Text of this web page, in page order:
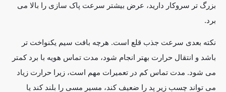
بزرگ تر سروکار دارید، عرض بیشتر سرعت پاک سازی را بالا می
برد.
نکته بعدی سرعت جذب قلع است. هرچه بافت سیم یکنواخت تر
باشد و انتقال حرارت بهتر انجام شود، مدت تماس هویه با برد کمتر
می شود. مدت تماس کم در تعمیرات مهم است، زیرا حرارت زیاد
می تواند چسب زیر پد را ضعیف کند، مسیر مسی را بلند کند یا